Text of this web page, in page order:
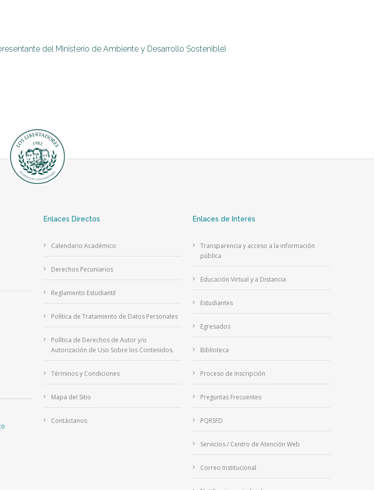
del Ministerio de Ambiente y Desarrollo Sostenible)
Enlaces Directos
Calendario Académico
Derechos Pecuniarios
Reglamento Estudiantil
Política de Tratamiento de Datos Personales
Política de Derechos de Autor y/o
Autorización de Uso Sobre los Contenidos.
Términos y Condiciones
Mapa del Sitio
Contáctanos
Enlaces de Interés
Transparencia y acceso a la información
pública
Educación Virtual y a Distancia
Estudiantes
Egresados
Biblioteca
Proceso de Inscripción
Preguntas Frecuentes
PQRSFD
Servicios / Centro de Atención Web
Correo Institucional